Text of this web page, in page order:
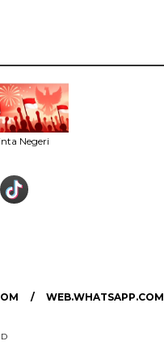
Negeri
WEB.WHATSAPP.COM